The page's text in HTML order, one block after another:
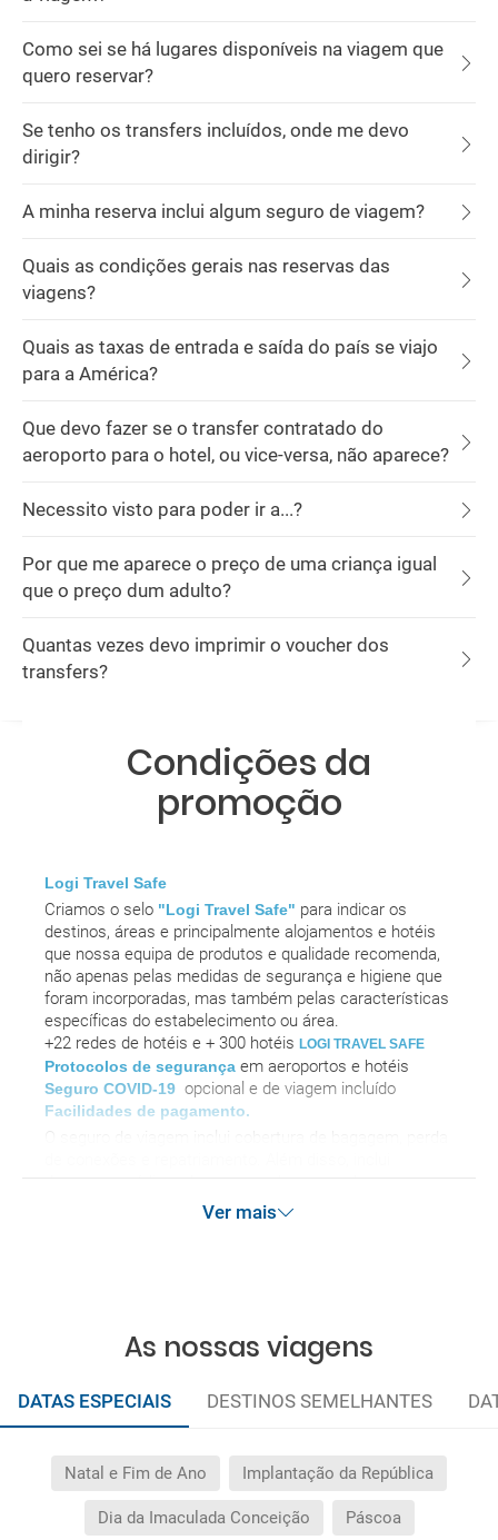
Como sei se há lugares disponíveis na viagem que
quero reservar?
Se tenho os transfers incluídos, onde me devo
dirigir?
A minha reserva inclui algum seguro de viagem?
Quais as condições gerais nas reservas das
viagens?
Quais as taxas de entrada e saída do país se viajo
para a América?
Que devo fazer se o transfer contratado do
aeroporto para o hotel, ou vice-versa, não aparece?
Necessito visto para poder ir a...?
Por que me aparece o preço de uma criança igual
que o preço dum adulto?
Quantas vezes devo imprimir o voucher dos
transfers?
Condições da
promoção
Logi Travel Safe
Criamos o selo "Logi Travel Safe" para indicar os
destinos, áreas e principalmente alojamentos e hotéis
que nossa equipa de produtos e qualidade recomenda,
não apenas pelas medidas de segurança e higiene que
foram incorporadas, mas também pelas características
específicas do estabelecimento ou área.
+22 redes de hotéis e + 300 hotéis LOGI TRAVEL SAFE
Protocolos de segurança em aeroportos e hotéis
Seguro COVID-19 opcional e de viagem incluído
Facilidades de pagamento.
cancelamento por terrorismo e / ou desastres naturais
Ver mais
As nossas viagens
DATAS ESPECIAIS DESTINOS SEMELHANTES
Natal e Fim de Ano Implantação da República
Dia da Imaculada Conceição Páscoa